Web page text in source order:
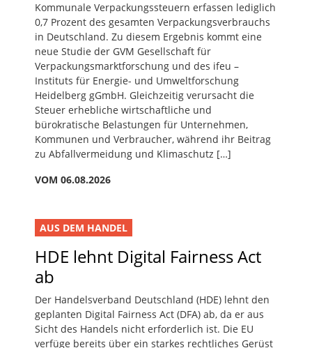
Kommunale Verpackungssteuern erfassen lediglich
0,7 Prozent des gesamten Verpackungsverbrauchs
in Deutschland. Zu diesem Ergebnis kommt eine
neue Studie der GVM Gesellschaft für
Verpackungsmarktforschung und des ifeu –
Instituts für Energie- und Umweltforschung
Heidelberg gGmbH. Gleichzeitig verursacht die
Steuer erhebliche wirtschaftliche und
bürokratische Belastungen für Unternehmen,
Kommunen und Verbraucher, während ihr Beitrag
zu Abfallvermeidung und Klimaschutz […]
VOM 06.08.2026
AUS DEM HANDEL
HDE lehnt Digital Fairness Act
ab
Der Handelsverband Deutschland (HDE) lehnt den
geplanten Digital Fairness Act (DFA) ab, da er aus
Sicht des Handels nicht erforderlich ist. Die EU
verfüge bereits über ein starkes rechtliches Gerüst